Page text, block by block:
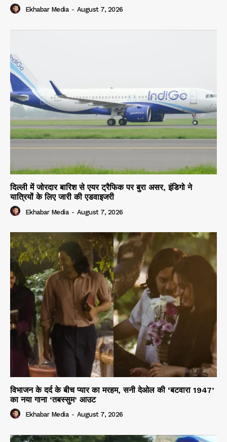
Ekhabar Media - August 7, 2026
दिल्ली में जोरदार बारिश से एयर ट्रैफिक पर बुरा असर, इंडिगो ने
यात्रियों के लिए जारी की एडवाइजरी
Ekhabar Media - August 7, 2026
विभाजन के दर्द के बीच प्यार का मरहम, सनी देओल की ‘बटवारा 1947’
का नया गाना ‘तबस्सुम’ आउट
Ekhabar Media - August 7, 2026